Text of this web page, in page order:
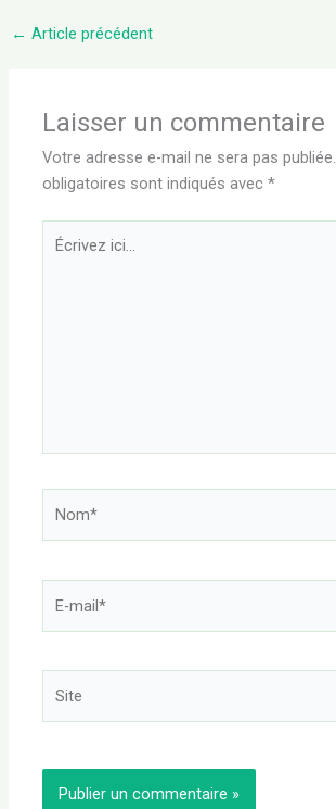
← Article précédent
Laisser un commentaire
Votre adresse e-mail ne sera pas publiée.
obligatoires sont indiqués avec*
Écrivez
mail*